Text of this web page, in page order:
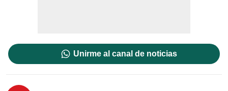
Unirme al canal de noticias